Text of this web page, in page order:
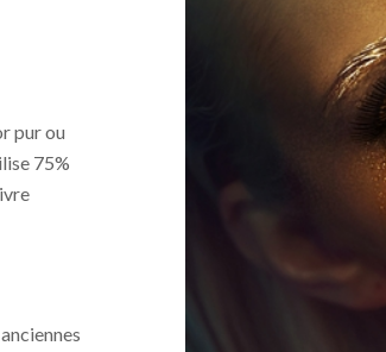
pur ou
75%